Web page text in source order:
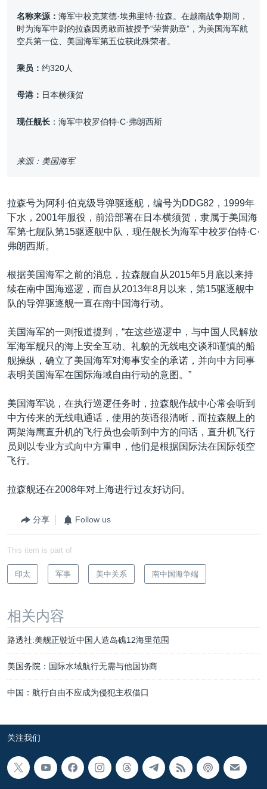
名称来源： 海军中校克莱德·埃弗里特·拉森。在越南战争期间，
时为海军中尉的拉森因勇敢而被授予“荣誉勋章”，为美国海军航
空兵第一位、美国海军第五位获此殊荣者。
乘员： 约320人
母港： 日本横须贺
现任舰长 ：海军中校罗伯特·C·弗朗西斯
来源：美国海军
拉森号为阿利·伯克级导弹驱逐舰，编号为DDG82，1999年
下水，2001年服役，前沿部署在日本横须贺，隶属于美国海
军第七舰队第15驱逐舰中队，现任舰长为海军中校罗伯特·C·
弗朗西斯。
根据美国海军之前的消息，拉森舰自从2015年5月底以来持
续在南中国海巡逻，而自从2013年8月以来，第15驱逐舰中
队的导弹驱逐舰一直在南中国海行动。
美国海军的一则报道提到，“在这些巡逻中，与中国人民解放
军海军舰只的海上安全互动、礼貌的无线电交谈和谨慎的船
舰操纵，确立了美国海军对海事安全的承诺，并向中方同事
表明美国海军在国际海域自由行动的意图。”
美国海军说，在执行巡逻任务时，拉森舰作战中心常会听到
中方传来的无线电通话，使用的英语很清晰，而拉森舰上的
两架海鹰直升机的飞行员也会听到中方的问话，直升机飞行
员则以专业方式向中方重申，他们是根据国际法在国际领空
飞行。
拉森舰还在2008年对上海进行过友好访问。
分享 Follow us
This item is part of
印太 军事 美中关系 南中国海争端
相关内容
路透社:美舰正驶近中国人造岛礁12海里范围
美国务院：国际水域航行无需与他国协商
中国：航行自由不应成为侵犯主权借口
关注我们